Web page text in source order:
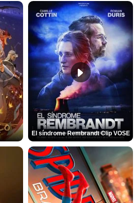
El síndrome Rembrandt Clip VOSE